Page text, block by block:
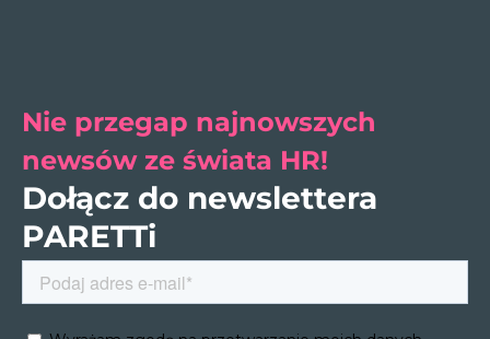
Nie przegap najnowszych
newsów ze świata HR!
Dołącz do newslettera
PARETTi